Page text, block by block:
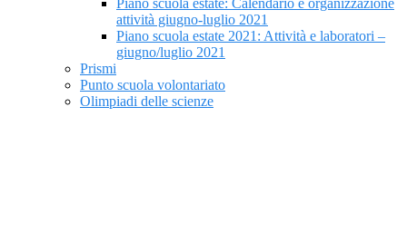
Piano scuola estate: Calendario e organizzazione
attività giugno-luglio 2021
Piano scuola estate 2021: Attività e laboratori –
giugno/luglio 2021
Prismi
Punto scuola volontariato
Olimpiadi delle scienze